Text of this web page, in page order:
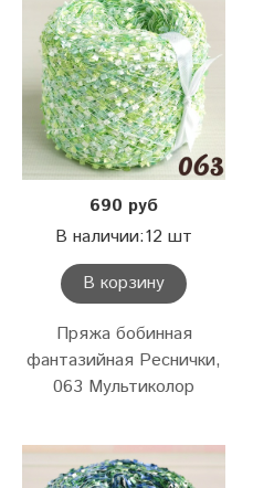
690 руб
В наличии:12 шт
В корзину
Пряжа бобинная
фантазийная Реснички,
063 Мультиколор